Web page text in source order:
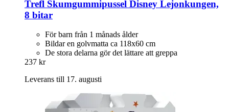
Trefl Skumgummipussel Disney Lejonkungen,
8 bitar
För barn från 1 månads ålder
Bildar en golvmatta ca 118x60 cm
De stora delarna gör det lättare att greppa
237 kr
Leverans till 17. augusti